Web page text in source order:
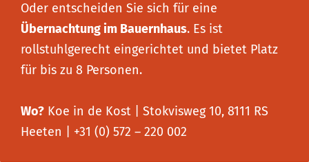
Oder entscheiden Sie sich für eine
Übernachtung im Bauernhaus. Es ist
rollstuhlgerecht eingerichtet und bietet Platz
für bis zu 8 Personen.
Wo? Koe in de Kost | Stokvisweg 10, 8111 RS
Heeten | +31 (0) 572 – 220 002